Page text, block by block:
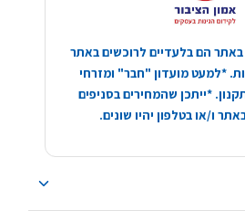
הם בלעדיים לרוכשים באתר
*למעט מועדון "חבר" ומזרחי
*ייתכן שהמחירים בסניפים
ו/או בטלפון יהיו שונים.